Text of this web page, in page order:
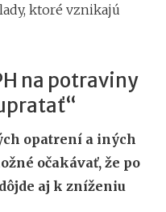
ktoré vznikajú
na potraviny
opatrení a iných
očakávať, že po
aj k zníženiu